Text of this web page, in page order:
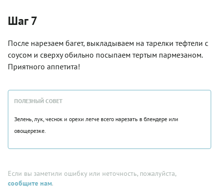
Шаг 7
После нарезаем багет, выкладываем на тарелки тефтели с
соусом и сверху обильно посыпаем тертым пармезаном.
Приятного аппетита!
ПОЛЕЗНЫЙ СОВЕТ
Зелень, лук, чеснок и орехи легче всего нарезать в блендере или
овощерезке.
Если вы заметили ошибку или неточность, пожалуйста,
сообщите нам.